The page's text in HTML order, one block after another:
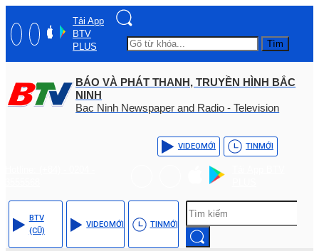
Tải App
BTV
PLUS
Tìm
BÁO VÀ PHÁT THANH, TRUYỀN HÌNH BẮC
NINH
Bac Ninh Newspaper and Radio - Television
VIDEOMỚI TINMỚI
BTV
(CŨ)
VIDEOMỚI TINMỚI